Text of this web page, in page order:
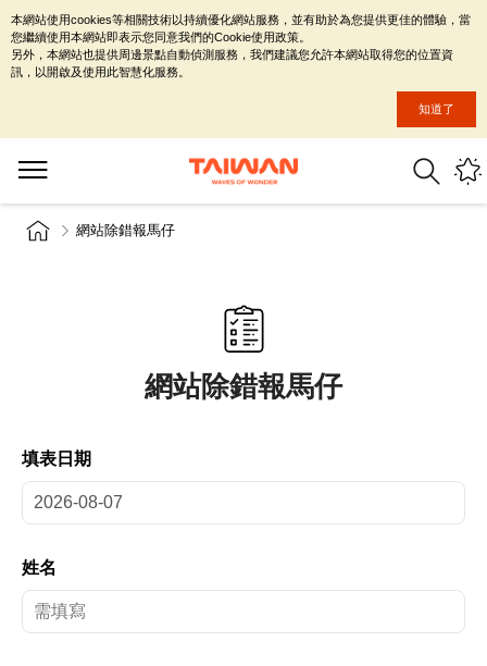
網站除錯報馬仔
網站除錯報馬仔
填表日期
姓名
本網站使用cookies等相關技術以持續優化網站服務，並有助於為您提供更佳的體驗，當
您繼續使用本網站即表示您同意我們的Cookie使用政策。
另外，本網站也提供周邊景點自動偵測服務，我們建議您允許本網站取得您的位置資
訊，以開啟及使用此智慧化服務。
知道了